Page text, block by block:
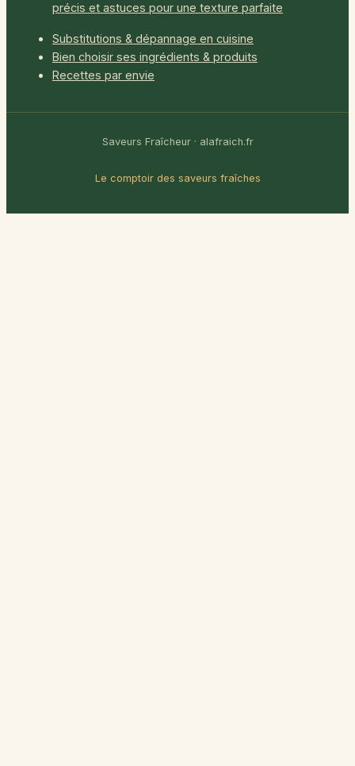
précis et astuces pour une texture parfaite
Substitutions & dépannage en cuisine
Bien choisir ses ingrédients & produits
Recettes par envie
Saveurs Fraîcheur · alafraich.fr
Le comptoir des saveurs fraîches